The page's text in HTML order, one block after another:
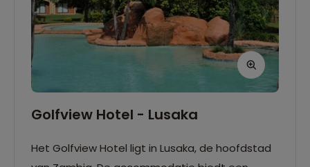
Golfview Hotel - Lusaka
Het Golfview Hotel ligt in Lusaka, de hoofdstad